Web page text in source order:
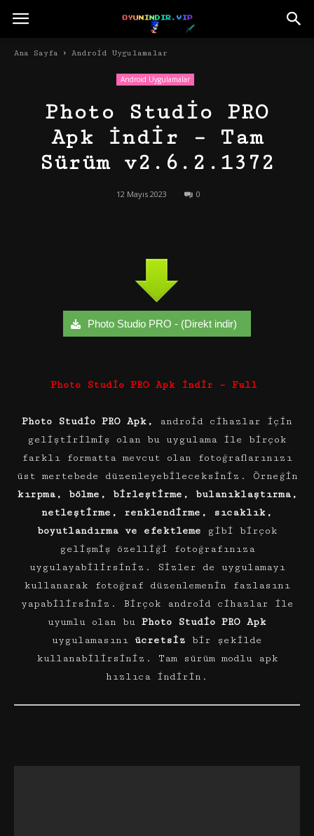
Ana Sayfa Android Uygulamalar
Android Uygulamalar
Photo Studio PRO
Apk İndir – Tam
Sürüm v2.6.2.1372
12 Mayıs 2023 0
Photo Studio PRO - (Direkt indir)
Photo Studio PRO Apk İndir – Full
Photo Studio PRO Apk,
android cihazlar için
geliştirilmiş olan bu uygulama ile birçok
farklı formatta mevcut olan fotoğraflarınızı
üst mertebede düzenleyebileceksiniz. Örneğin
kırpma, bölme, birleştirme, bulanıklaştırma,
netleştirme, renklendirme, sıcaklık,
boyutlandırma ve efektleme gibi birçok
gelişmiş özelliği fotoğrafınıza
uygulayabilirsiniz. Sizler de uygulamayı
kullanarak fotoğraf düzenlemenin fazlasını
yapabilirsiniz. Birçok android cihazlar ile
uyumlu olan bu Photo Studio PRO Apk
uygulamasını ücretsiz bir şekilde
kullanabilirsiniz. Tam sürüm modlu apk
hızlıca indirin.